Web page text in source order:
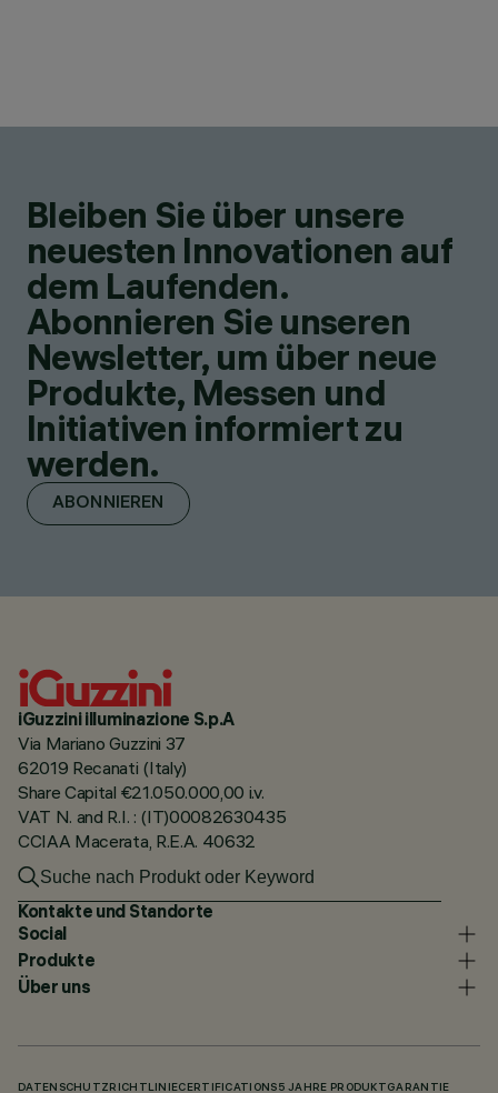
Bleiben Sie über unsere
neuesten Innovationen auf
dem Laufenden.
Abonnieren Sie unseren
Newsletter, um über neue
Produkte, Messen und
Initiativen informiert zu
werden.
ABONNIEREN
iGuzzini illuminazione S.p.A
Via Mariano Guzzini 37
62019 Recanati (Italy)
Share Capital €21.050.000,00 i.v.
VAT N. and R.I. : (IT)00082630435
CCIAA Macerata, R.E.A. 40632
Kontakte und Standorte
Social
Produkte
Über uns
DATENSCHUTZRICHTLINIECERTIFICATIONS 5 JAHRE PRODUKTGARANTIE